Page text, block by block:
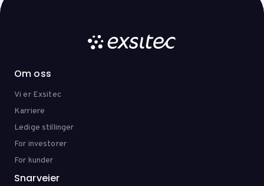
Om oss
Vi er Exsitec
Karriere
Ledige stillinger
For investorer
For kunder
Snarveier